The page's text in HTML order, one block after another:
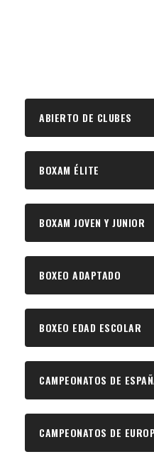
ABIERTO DE CLUBES
BOXAM ÉLITE
BOXAM JOVEN Y JUNIOR
BOXEO ADAPTADO
BOXEO EDAD ESCOLAR
CAMPEONATOS DE
CAMPEONATOS DE